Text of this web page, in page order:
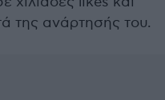
της ανάρτησής του.